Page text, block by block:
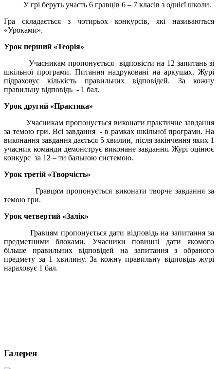
У грі беруть участь 6 гравців 6 – 7 класів з однієї школи.
Гра складається з чотирьох конкурсів, які називаються
«Уроками».
Урок перший «Теорія»
Учасникам пропонується відповісти на 12 запитань зі
шкільної програми. Питання надруковані на аркушах. Журі
підраховує кількість правильних відповідей. За кожну
правильну відповідь - 1 бал.
Урок другий «Практика»
Учасникам пропонується виконати практичне завдання
за темою гри. Всі завдання - в рамках шкільної програми. На
виконання завдання дається 5 хвилин, після закінчення яких 1
учасник команди демонструє виконане завдання. Журі оцінює
конкурс за 12 – ти бальною системою.
Урок третій «Творчість»
Гравцям пропонується виконати творче завдання за
темою гри.
Урок четвертий «Залік»
Гравцям пропонується дати відповідь на запитання за
предметними блоками. Учасники повинні дати якомого
більше правильних відповідей на запитання з обраного
предмету за 1 хвилину. За кожну правильну відповідь журі
нараховує 1 бал.
Галерея